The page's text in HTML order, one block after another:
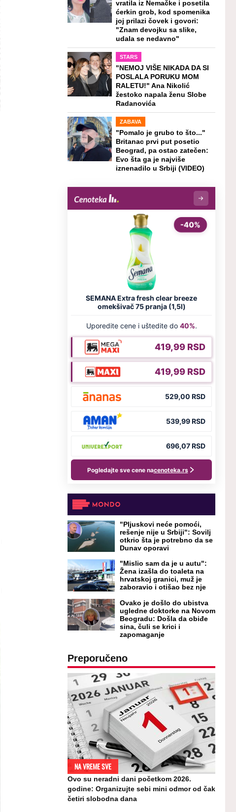
vratila iz Nemačke i posetila
ćerkin grob, kod spomenika
joj prilazi čovek i govori:
"Znam devojku sa slike,
udala se nedavno"
STARS
"NEMOJ VIŠE NIKADA DA SI
POSLALA PORUKU MOM
RALETU!" Ana Nikolić
žestoko napala ženu Slobe
Radanovića
ZABAVA
"Pomalo je grubo to što..."
Britanac prvi put posetio
Beograd, pa ostao zatečen:
Evo šta ga je najviše
iznenadilo u Srbiji (VIDEO)
"Pljuskovi neće pomoći,
rešenje nije u Srbiji": Sovilj
otkrio šta je potrebno da se
Dunav oporavi
"Mislio sam da je u autu":
Žena izašla do toaleta na
hrvatskoj granici, muž je
zaboravio i otišao bez nje
Ovako je došlo do ubistva
ugledne doktorke na Novom
Beogradu: Došla da obiđe
sina, čuli se krici i
zapomaganje
Preporučeno
NA VREME SVE
Ovo su neradni dani početkom 2026.
godine: Organizujte sebi mini odmor od čak
četiri slobodna dana